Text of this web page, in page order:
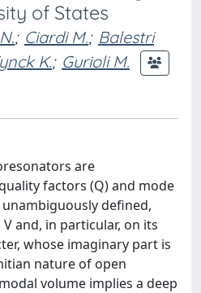
of States
; Ciardi M.; Balestri
K.; Gurioli M.
are
factors (Q) and mode
unambiguously defined,
and, in particular, on its
whose imaginary part is
nature of open
volume implies a deep